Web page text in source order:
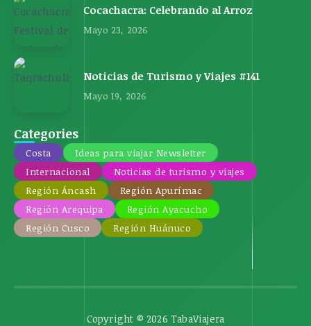
Cocachacra: Celebrando al Arroz
Mayo 23, 2026
Noticias de Turismo y Viajes #141
Mayo 19, 2026
Categories
Costa
Ideas para viajar Newsletter
Internacional
Noticias de turismo y viajes
Región Áncash
Región Apurímac
Región Arequipa
Región Ayacucho
Región Cusco
Región Huánuco
Copyright © 2026 TabaViajera